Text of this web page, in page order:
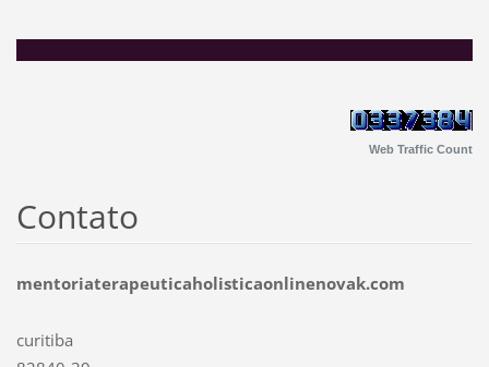
Web Traffic Count
Contato
mentoriaterapeuticaholisticaonlinenovak.com
curitiba